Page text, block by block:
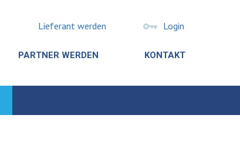
Lieferant werden Login
PARTNER WERDEN KONTAKT